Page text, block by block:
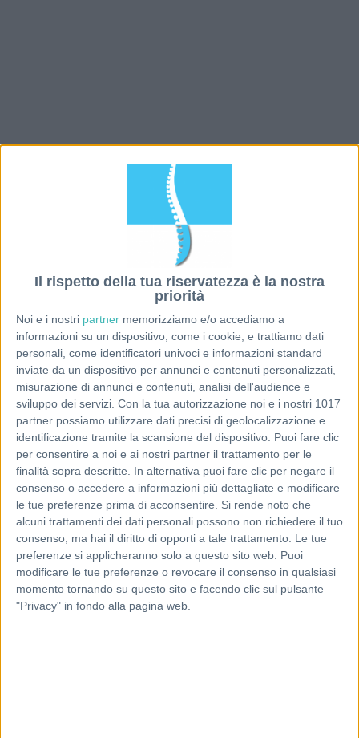
Il rispetto della tua riservatezza è la nostra
priorità
Noi e i nostri partner memorizziamo e/o accediamo a
informazioni su un dispositivo, come i cookie, e trattiamo dati
personali, come identificatori univoci e informazioni standard
inviate da un dispositivo per annunci e contenuti personalizzati,
misurazione di annunci e contenuti, analisi dell'audience e
sviluppo dei servizi. Con la tua autorizzazione noi e i nostri 1017
partner possiamo utilizzare dati precisi di geolocalizzazione e
identificazione tramite la scansione del dispositivo. Puoi fare clic
per consentire a noi e ai nostri partner il trattamento per le
finalità sopra descritte. In alternativa puoi fare clic per negare il
consenso o accedere a informazioni più dettagliate e modificare
le tue preferenze prima di acconsentire.
Si rende noto che
alcuni trattamenti dei dati personali possono non richiedere il tuo
consenso, ma hai il diritto di opporti a tale trattamento. Le tue
preferenze si applicheranno solo a questo sito web. Puoi
modificare le tue preferenze o revocare il consenso in qualsiasi
momento tornando su questo sito e facendo clic sul pulsante
"Privacy" in fondo alla pagina web.